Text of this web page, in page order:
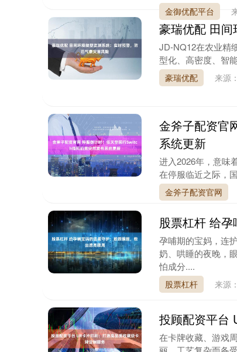
金御优配平台
豪瑞优配 田
JD-NQ12在农业精
型化、高密度、智
豪瑞优配 来源
金斧子配资官
系统更新
进入2026年，意味
在停服临近之际，
金斧子配资官网
股票杠杆 给
孕哺期的宝妈，连
奶、哄睡的夜晚，
怕成分....
股票杠杆 来源
投顾配资平台
在卡牌收藏、游戏